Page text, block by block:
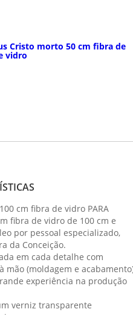
Cristo morto 50 cm fibra de
vidro
cm fibra de vidro PARA
fibra de vidro de 100 cm e
por pessoal especializado,
da Conceição.
em cada detalhe com
(moldagem e
experiência na produção
verniz transparente